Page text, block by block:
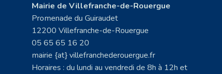
Mairie de Villefranche-de-Rouergue
Promenade du Guiraudet
12200 Villefranche-de-Rouergue
05 65 65 16 20
mairie {at} villefranchederouergue.fr
Horaires : du lundi au vendredi de 8h à 12h et